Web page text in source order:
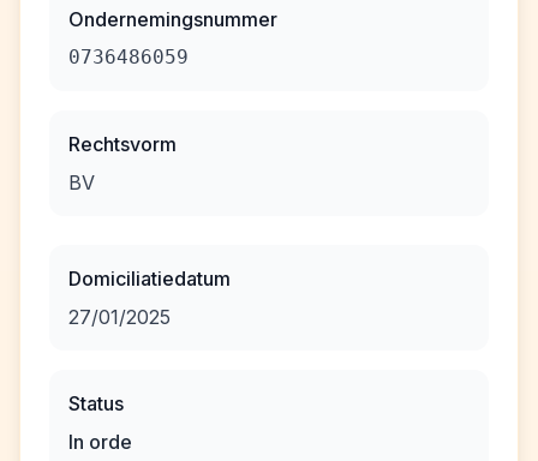
Ondernemingsnummer
0736486059
Rechtsvorm
BV
Domiciliatiedatum
27/01/2025
Status
In orde